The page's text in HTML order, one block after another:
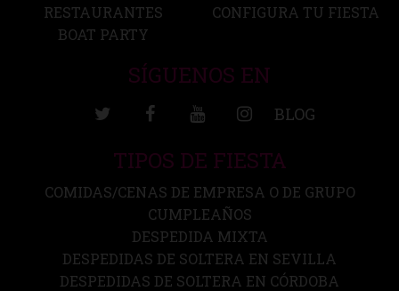
RESTAURANTES
BOAT PARTY
CONFIGURA TU FIESTA
SÍGUENOS EN
BLOG
TIPOS DE FIESTA
COMIDAS/CENAS DE EMPRESA O DE GRUPO
CUMPLEAÑOS
DESPEDIDA MIXTA
DESPEDIDAS DE SOLTERA EN SEVILLA
DESPEDIDAS DE SOLTERA EN CÓRDOBA